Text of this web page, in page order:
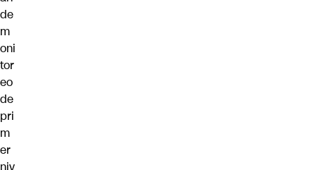
de
m
oni
tor
eo
de
pri
m
er
niv